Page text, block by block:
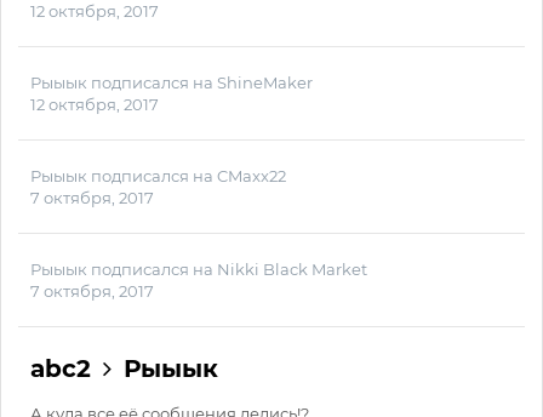
12 октября, 2017
Рыыык подписался на ShineMaker
12 октября, 2017
Рыыык подписался на CMaxx22
7 октября, 2017
Рыыык подписался на Nikki Black Market
7 октября, 2017
abc2 Рыыык
А куда все её сообщения делись!?